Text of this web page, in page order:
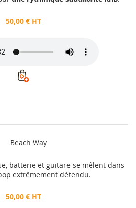
50,00 € HT
Beach Way
batterie et guitare se mêlent dans
extrêmement détendu.
50,00 € HT